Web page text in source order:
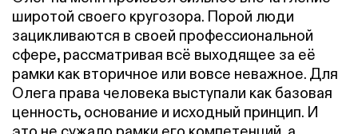
широтой своего кругозора. Порой люди
зацикливаются в своей профессиональной
сфере, рассматривая всё выходящее за её
рамки как вторичное или вовсе неважное. Для
Олега права человека выступали как базовая
ценность, основание и исходный принцип. И